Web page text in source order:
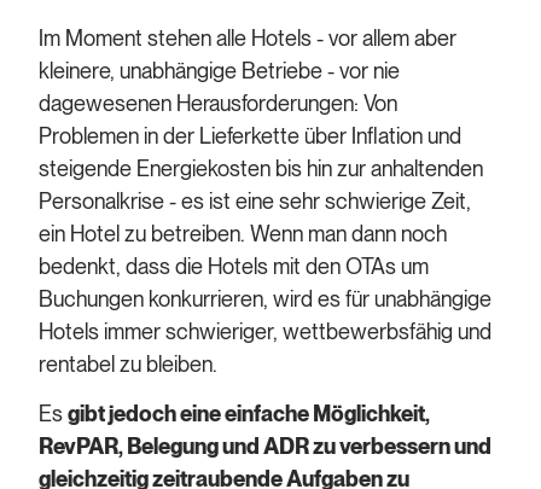
Im Moment stehen alle Hotels - vor allem aber
kleinere, unabhängige Betriebe - vor nie
dagewesenen Herausforderungen: Von
Problemen in der Lieferkette über Inflation und
steigende Energiekosten bis hin zur anhaltenden
Personalkrise - es ist eine sehr schwierige Zeit,
ein Hotel zu betreiben. Wenn man dann noch
bedenkt, dass die Hotels mit den OTAs um
Buchungen konkurrieren, wird es für unabhängige
Hotels immer schwieriger, wettbewerbsfähig und
rentabel zu bleiben.
Esgibt jedoch eine einfache Möglichkeit,
RevPAR, Belegung und ADR zu verbessern und
gleichzeitig zeitraubende Aufgaben zu